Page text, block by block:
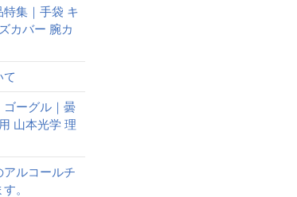
特集｜手袋 キ
カバー 腕カ
て
ゴーグル｜曇
山本光学 理
ルコールチ
。